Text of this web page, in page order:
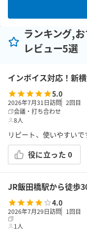
ランキング,
レビュー5選
5.0
2026年7月31日訪問 2回目
会議・打ち合わせ
8人
リピート、使いやすいで
役に立った 0
4.0
2026年7月29日訪問 1 回目
1人